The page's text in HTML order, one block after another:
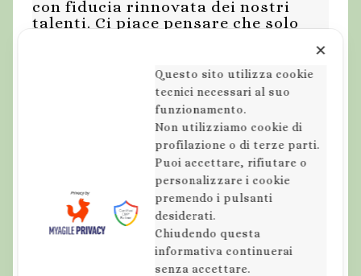
con fiducia rinnovata dei nostri
talenti. Ci piace pensare che solo
vette cui si sente chiamato.
✕
Questo sito utilizza cookie
tecnici necessari al suo
funzionamento.
Non utilizziamo cookie di
profilazione o di terze parti.
Puoi accettare, rifiutare o
personalizzare i cookie
premendo i pulsanti
desiderati.
Chiudendo questa
informativa continuerai
senza accettare.